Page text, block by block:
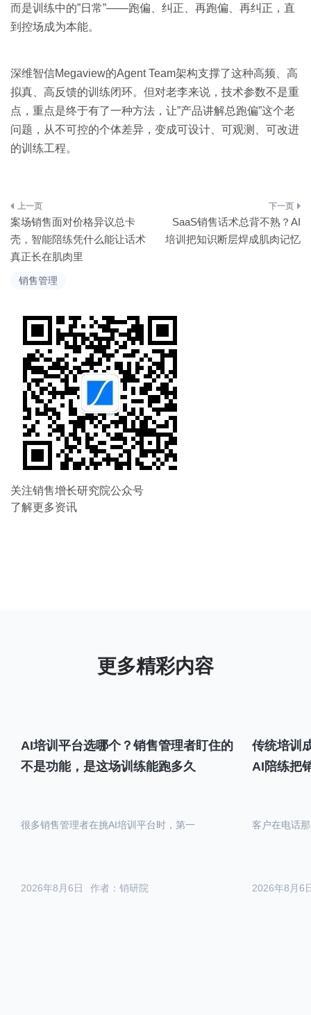
销售管理
而是训练中的”日常”——跑偏、纠正、再跑偏、再纠正，直
到控场成为本能。
深维智信Megaview的Agent Team架构支撑了这种高频、高
拟真、高反馈的训练闭环。但对老李来说，技术参数不是重
点，重点是终于有了一种方法，让”产品讲解总跑偏”这个老
问题，从不可控的个体差异，变成可设计、可观测、可改进
的训练工程。
文
章
导
案场销售面对价格异议总卡
壳，智能陪练凭什么能让话术
真正长在肌肉里
SaaS销售话术总背不熟？AI
培训把知识断层焊成肌肉记忆
关注销售增长研究院公众号
了解更多资讯
AI培训平台选哪个？销售管理者盯住的
不是功能，是这场训练能跑多久
作者：销研院
2026年8月6日
很多销售管理者在挑AI培训平台时，第一
传统培训
AI陪练把
2026年8月6
客户在电话